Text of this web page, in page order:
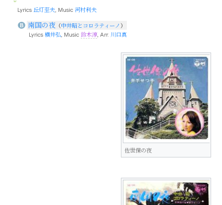
Lyrics丘灯至夫, Music河村利夫
B 南国の夜（中井昭とコロラティーノ ）
Lyrics 横井弘, Music 鈴木淳, Arr. 川口真
佐世保の夜